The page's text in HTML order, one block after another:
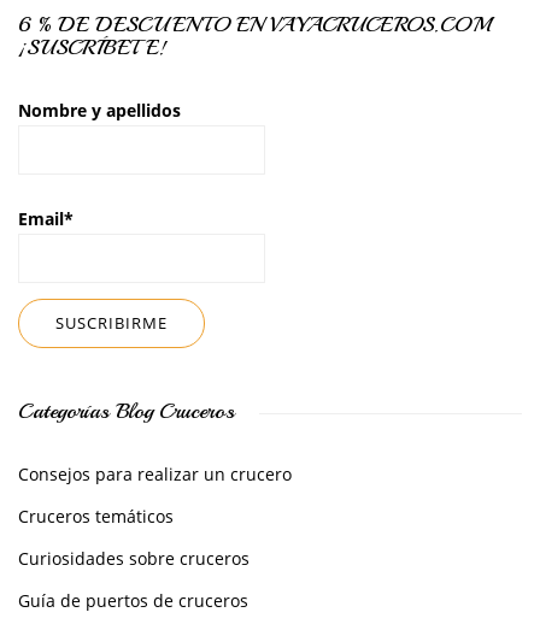
6 % DE DESCUENTO EN VAYACRUCEROS.COM
¡SUSCRÍBETE!
Nombre y apellidos
Email*
Categorías Blog Cruceros
Consejos para realizar un crucero
Cruceros temáticos
Curiosidades sobre cruceros
Guía de puertos de cruceros